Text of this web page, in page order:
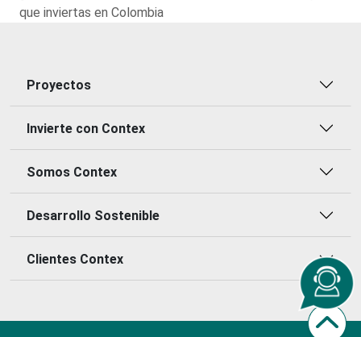
que inviertas en Colombia
Proyectos
Invierte con Contex
Somos Contex
Desarrollo Sostenible
Clientes Contex